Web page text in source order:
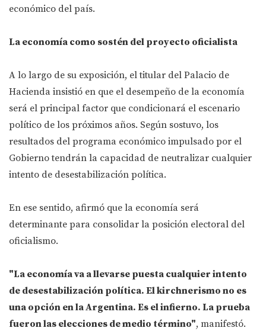
económico del país.
La economía como sostén del proyecto oficialista
A lo largo de su exposición, el titular del Palacio de
Hacienda insistió en que el desempeño de la economía
será el principal factor que condicionará el escenario
político de los próximos años. Según sostuvo, los
resultados del programa económico impulsado por el
Gobierno tendrán la capacidad de neutralizar cualquier
intento de desestabilización política.
En ese sentido, afirmó que la economía será
determinante para consolidar la posición electoral del
oficialismo.
"La economía va a llevarse puesta cualquier intento
de desestabilización política. El kirchnerismo no es
una opción en la Argentina. Es el infierno. La prueba
fueron las elecciones de medio término", manifestó.